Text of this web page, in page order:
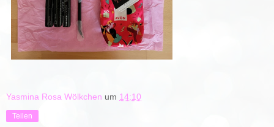
Yasmina Rosa Wölkchen um 14:10
Teilen